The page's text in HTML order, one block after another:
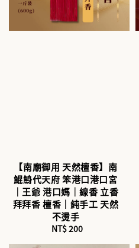
【南廟御用 天然檀香】南
鯤鯓代天府 笨港口港口宮
｜王爺 港口媽｜線香 立香
拜拜香 檀香｜純手工 天然
不燙手
Regular
price
NT$ 200